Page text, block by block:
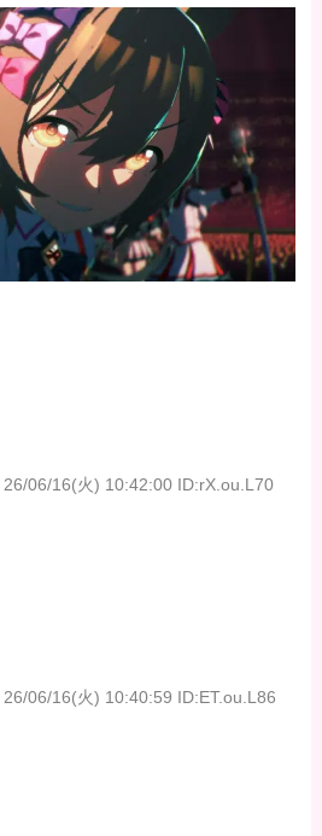
26/06/16(火) 10:42:00 ID:rX.ou.L70
26/06/16(火) 10:40:59 ID:ET.ou.L86